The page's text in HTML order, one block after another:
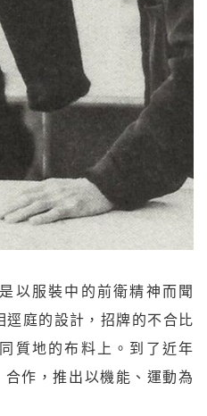
以服裝中的前衛精神而聞
庭的設計，招牌的不合比
質地的布料上。到了近年
作，推出以機能、運動為